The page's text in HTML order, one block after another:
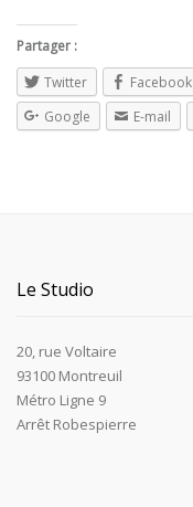
Partager :
Twitter
Facebook
Google
E-mail
Le Studio
20, rue Voltaire
93100 Montreuil
Métro Ligne 9
Arrêt Robespierre